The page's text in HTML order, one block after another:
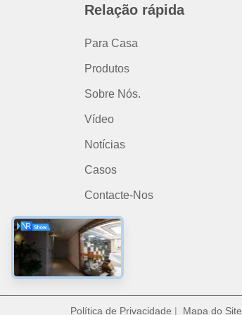
Relação rápida
Para Casa
Produtos
Sobre Nós.
Vídeo
Notícias
Casos
Contacte-Nos
Política de Privacidade | Mapa do Site